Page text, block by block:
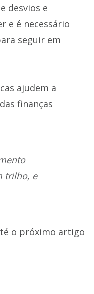
desvios e
e é necessário
seguir em
ajudem a
finanças
trilho, e
o próximo artigo